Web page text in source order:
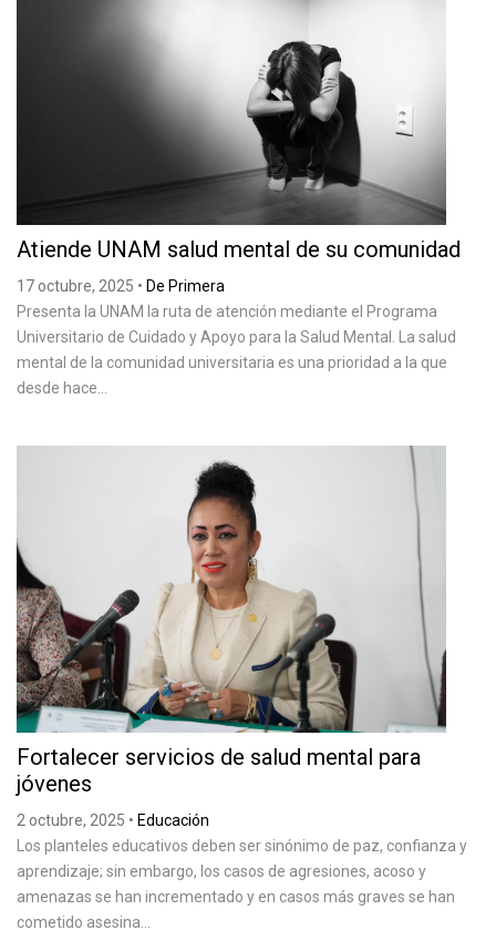
Atiende UNAM salud mental de su comunidad
17 octubre, 2025 • De Primera
Presenta la UNAM la ruta de atención mediante el Programa
Universitario de Cuidado y Apoyo para la Salud Mental. La salud
mental de la comunidad universitaria es una prioridad a la que
desde hace...
Fortalecer servicios de salud mental para
jóvenes
2 octubre, 2025 • Educación
Los planteles educativos deben ser sinónimo de paz, confianza y
aprendizaje; sin embargo, los casos de agresiones, acoso y
amenazas se han incrementado y en casos más graves se han
cometido asesina...